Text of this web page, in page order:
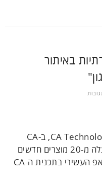
באיתור
כך אמר מייק גרגואר, מנכ"ל CA Technologies, ב-CA
World ’17 ● החברה הציגה למעלה מ-20 מוצרים חדשים
ומשופרים, והודיעה על הסטארט-אפ העשירי בתכנית ה-CA